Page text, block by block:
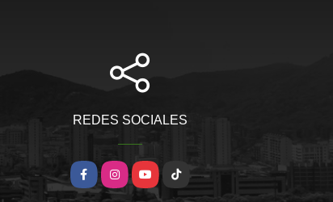
REDES SOCIALES
FacebookInstagramYouTube
TikTok